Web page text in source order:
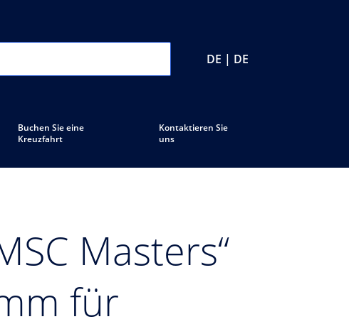
DE | DE
Buchen Sie eine
Kreuzfahrt
Kontaktieren Sie
uns
Masters“
für